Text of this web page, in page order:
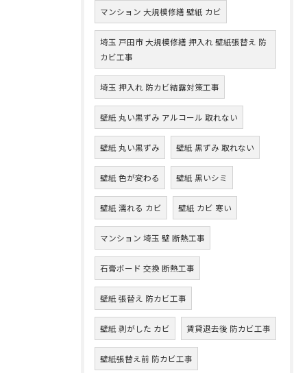
マンション 大規模修繕 壁紙 カビ
埼玉 戸田市 大規模修繕 押入れ 壁紙張替え 防
カビ工事
埼玉 押入れ 防カビ結露対策工事
壁紙 丸い黒ずみ アルコール 取れない
壁紙 丸い黒ずみ 壁紙 黒ずみ 取れない
壁紙 色が変わる 壁紙 黒いシミ
壁紙 濡れる カビ 壁紙 カビ 寒い
マンション 埼玉 壁 断熱工事
石膏ボード 交換 断熱工事
壁紙 張替え 防カビ工事
壁紙 剥がした カビ 賃貸退去後 防カビ工事
壁紙張替え前 防カビ工事